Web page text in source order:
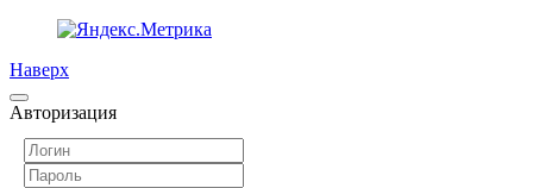
Наверх
Авторизация